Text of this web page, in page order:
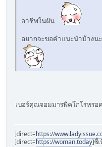
อาชีพในฝัน
อยากจะขอคำแนะนำบ้างน
เบอร์คุณจอมมารพิคโกโร่หรอ
[direct=https://
[direct=https://woman.today]ชี้